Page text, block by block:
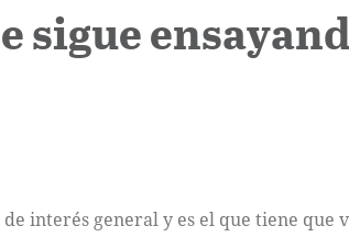
sigue
interés general y es el que tiene que